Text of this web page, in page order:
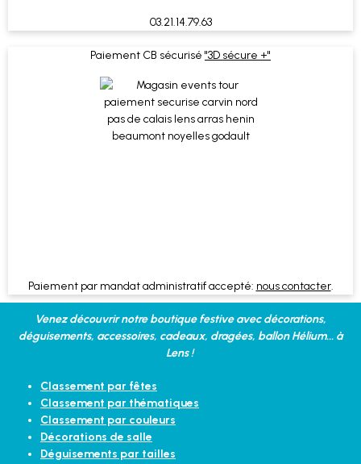
03.21.14.79.63
Paiement CB sécurisé "3D sécure +"
Paiement par mandat administratif accepté: nous contacter.
Venez découvrir notre boutique festive avec décorations,
déguisements, accessoires, cadeaux, dragées, ballon Hélium... à
Lens !
Classement par fêtes
Classement par thématiques
Classement par couleurs
Décorations de salle
Déguisements par tailles